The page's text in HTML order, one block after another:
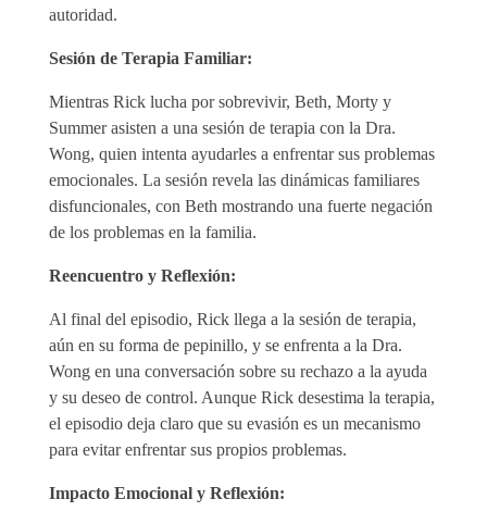
autoridad.
Sesión de Terapia Familiar:
Mientras Rick lucha por sobrevivir, Beth, Morty y
Summer asisten a una sesión de terapia con la Dra.
Wong, quien intenta ayudarles a enfrentar sus problemas
emocionales. La sesión revela las dinámicas familiares
disfuncionales, con Beth mostrando una fuerte negación
de los problemas en la familia.
Reencuentro y Reflexión:
Al final del episodio, Rick llega a la sesión de terapia,
aún en su forma de pepinillo, y se enfrenta a la Dra.
Wong en una conversación sobre su rechazo a la ayuda
y su deseo de control. Aunque Rick desestima la terapia,
el episodio deja claro que su evasión es un mecanismo
para evitar enfrentar sus propios problemas.
Impacto Emocional y Reflexión: